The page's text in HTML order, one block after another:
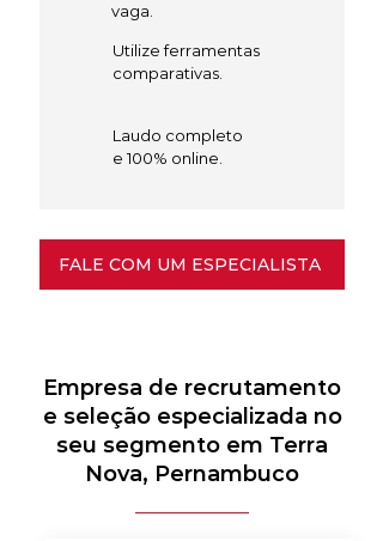
vaga.
Utilize ferramentas
comparativas.
Laudo completo
e 100% online.
FALE COM UM ESPECIALISTA
Empresa de recrutamento
e seleção especializada no
seu segmento em Terra
Nova, Pernambuco